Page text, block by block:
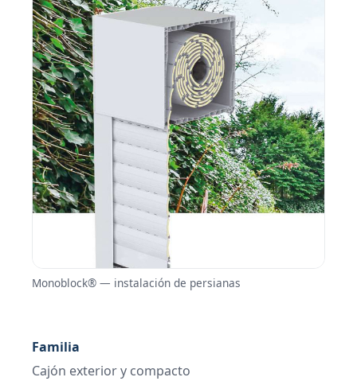
Monoblock® — instalación de persianas
Familia
Cajón exterior y compacto